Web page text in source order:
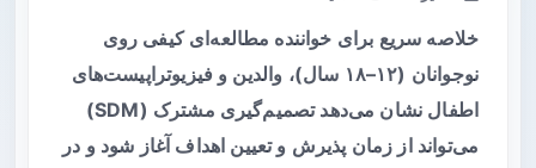
خلاصه سریع برای خواننده مطالعه‌ای کیفی روی
نوجوانان (۱۲–۱۸ سال)، والدین و فیزیوتراپیست‌های
اطفال نشان می‌دهد تصمیم‌گیری مشترک (SDM)
می‌تواند از زمان پذیرش و تعیین اهداف آغاز شود و در